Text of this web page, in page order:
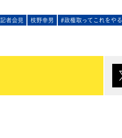
記者会見 枝野幸男 #政権取ってこれをやる